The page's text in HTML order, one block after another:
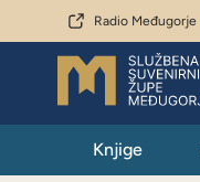
Radio Međugorje
Knjige